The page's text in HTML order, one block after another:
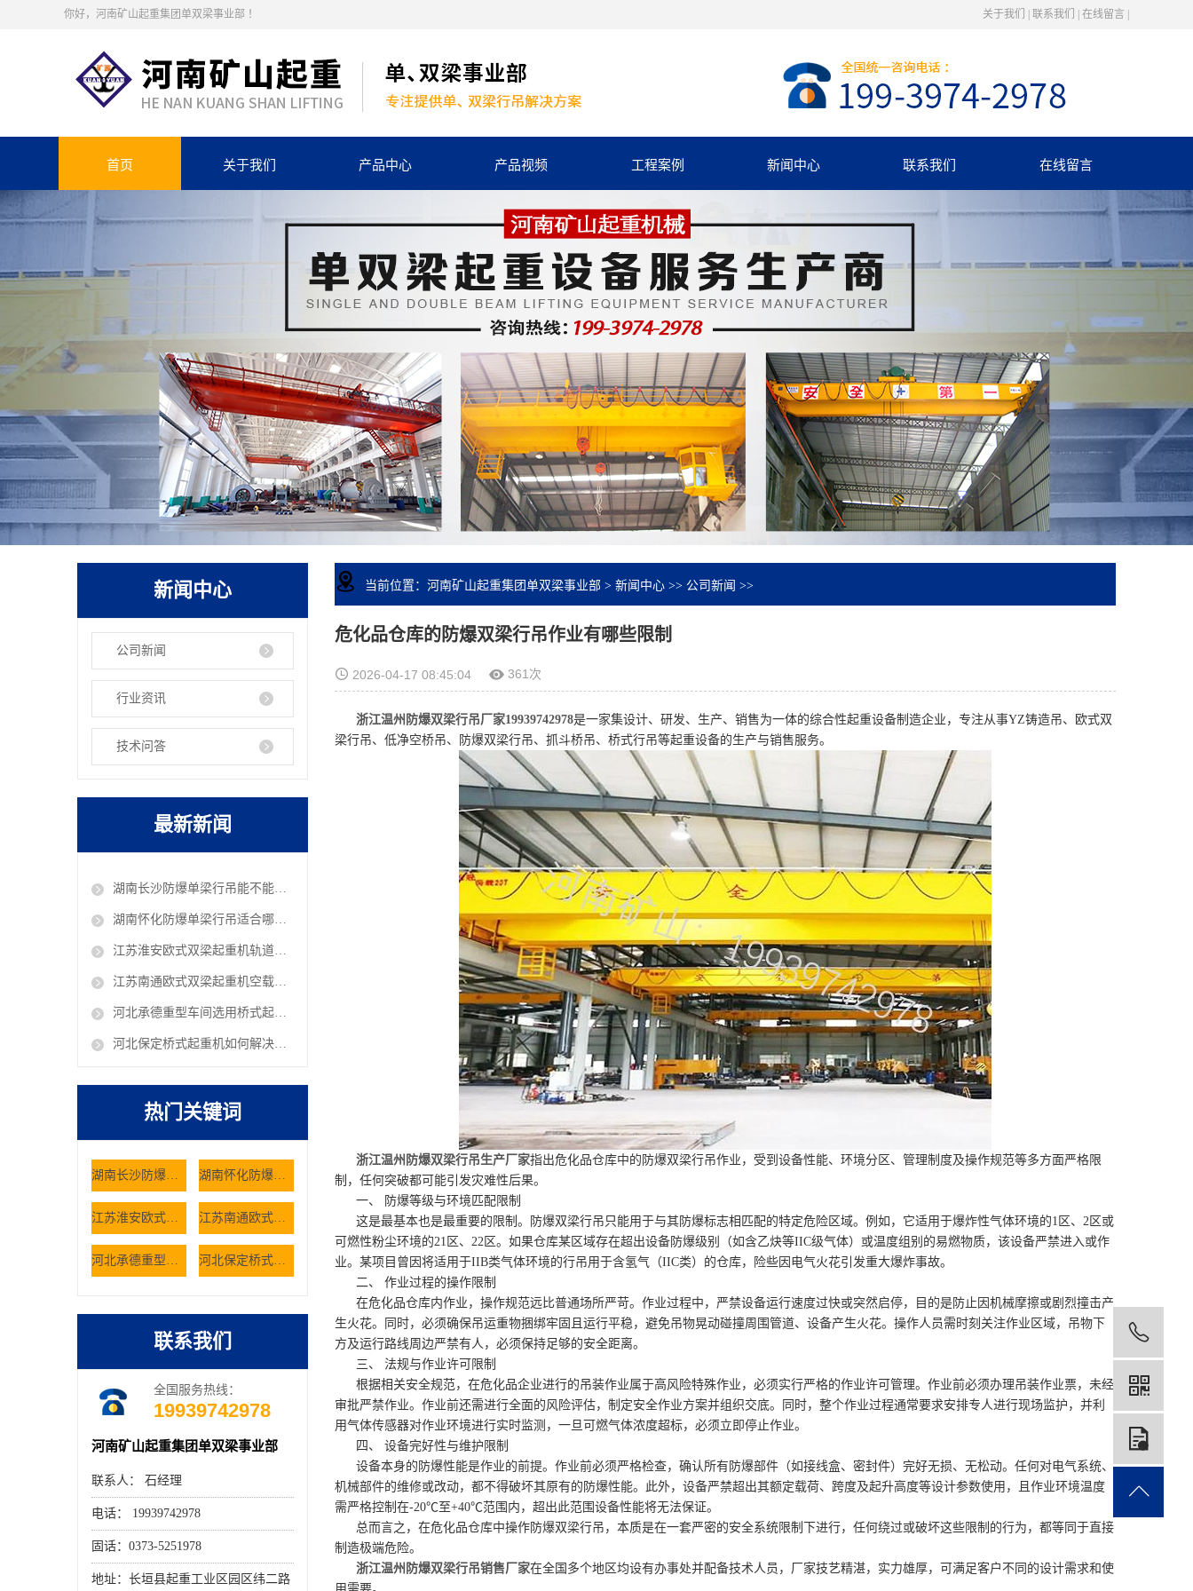
你好，河南矿山起重集团单双梁事业部 ！ 关于我们 联系我们 在线留言
首页 关于我们 产品中心 产品视频 工程案例 新闻中心 联系我们 在线留言
新闻中心
公司新闻
行业资讯
技术问答
最新新闻
湖南长沙防爆单梁行吊能不能在油库车间作业
湖南怀化防爆单梁行吊适合哪些危险工况使用
江苏淮安欧式双梁起重机轨道铺设有哪些规范 欧式行吊厂家
江苏南通欧式双梁起重机空载抖动是什么原因 欧式行吊厂家
河北承德重型车间选用桥式起重机有哪些核心考量因素
河北保定桥式起重机如何解决仓储大件货物的搬运难题
热门关键词
湖南长沙防爆单梁行吊能不能在油库车间作业 湖南怀化防爆单梁行吊适合哪些危险工况使用
江苏淮安欧式双梁起重机轨道铺设有哪些规范 欧式行吊厂家 江苏南通欧式双梁起重机空载抖动是什么原因 欧式行吊厂家
河北承德重型车间选用桥式起重机有哪些核心考量因素 河北保定桥式起重机如何解决仓储大件货物的搬运难题
联系我们
全国服务热线：
19939742978
河南矿山起重集团单双梁事业部
联系人： 石经理
电话： 19939742978
固话：0373-5251978
地址：长垣县起重工业区园区纬二路
当前位置： 河南矿山起重集团单双梁事业部 > 新闻中心 >> 公司新闻 >>
危化品仓库的防爆双梁行吊作业有哪些限制
2026-04-17 08:45:04 361次
浙江温州防爆双梁行吊厂家19939742978是一家集设计、研发、生产、销售为一体的综合性起重设备制造企业，专注从事YZ铸造吊、欧式双
梁行吊、低净空桥吊、防爆双梁行吊、抓斗桥吊、桥式行吊等起重设备的生产与销售服务。
浙江温州防爆双梁行吊生产厂家指出危化品仓库中的防爆双梁行吊作业，受到设备性能、环境分区、管理制度及操作规范等多方面严格限
制，任何突破都可能引发灾难性后果。
一、 防爆等级与环境匹配限制
这是最基本也是最重要的限制。防爆双梁行吊只能用于与其防爆标志相匹配的特定危险区域。例如，它适用于爆炸性气体环境的1区、2区或
可燃性粉尘环境的21区、22区。如果仓库某区域存在超出设备防爆级别（如含乙炔等IIC级气体）或温度组别的易燃物质，该设备严禁进入或作
业。某项目曾因将适用于IIB类气体环境的行吊用于含氢气（IIC类）的仓库，险些因电气火花引发重大爆炸事故。
二、 作业过程的操作限制
在危化品仓库内作业，操作规范远比普通场所严苛。作业过程中，严禁设备运行速度过快或突然启停，目的是防止因机械摩擦或剧烈撞击产
生火花。同时，必须确保吊运重物捆绑牢固且运行平稳，避免吊物晃动碰撞周围管道、设备产生火花。操作人员需时刻关注作业区域，吊物下
方及运行路线周边严禁有人，必须保持足够的安全距离。
三、 法规与作业许可限制
根据相关安全规范，在危化品企业进行的吊装作业属于高风险特殊作业，必须实行严格的作业许可管理。作业前必须办理吊装作业票，未经
审批严禁作业。作业前还需进行全面的风险评估，制定安全作业方案并组织交底。同时，整个作业过程通常要求安排专人进行现场监护，并利
用气体传感器对作业环境进行实时监测，一旦可燃气体浓度超标，必须立即停止作业。
四、 设备完好性与维护限制
设备本身的防爆性能是作业的前提。作业前必须严格检查，确认所有防爆部件（如接线盒、密封件）完好无损、无松动。任何对电气系统、
机械部件的维修或改动，都不得破坏其原有的防爆性能。此外，设备严禁超出其额定载荷、跨度及起升高度等设计参数使用，且作业环境温度
需严格控制在-20℃至+40℃范围内，超出此范围设备性能将无法保证。
总而言之，在危化品仓库中操作防爆双梁行吊，本质是在一套严密的安全系统限制下进行，任何绕过或破坏这些限制的行为，都等同于直接
制造极端危险。
浙江温州防爆双梁行吊销售厂家在全国多个地区均设有办事处并配备技术人员，厂家技艺精湛，实力雄厚，可满足客户不同的设计需求和使